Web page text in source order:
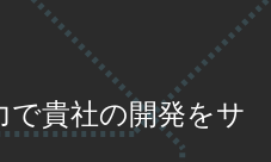
で貴社の開発をサ